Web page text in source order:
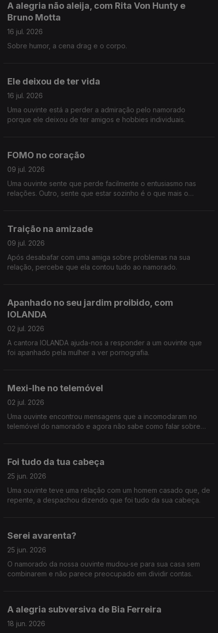
A alegria não aleija, com Rita Von Hunty e
Bruno Motta
16 jul. 2026
Sobre humor, a cena drag e o corpo.
Ele deixou de ter vida
16 jul. 2026
Uma ouvinte está a perder a admiração pelo namorado
porque ele deixou de ter amigos e hobbies individuais.
FOMO no coração
09 jul. 2026
Uma ouvinte sente que perde facilmente o entusiasmo nas
relações. Outro, sente que estar sozinho é o que mais o
Traição na amizade
09 jul. 2026
Após desabafar com uma amiga sobre problemas na sua
relação, percebe que ela contou tudo ao namorado.
Apanhado no seu jardim proibido, com
IOLANDA
02 jul. 2026
A cantora IOLANDA ajuda-nos a responder a um ouvinte que
foi apanhado pela mulher a ver pornografia.
Mexi-lhe no telemóvel
02 jul. 2026
Uma ouvinte encontrou mensagens que a incomodaram no
telemóvel do namorado e agora não sabe como falar sobre
Foi tudo da tua cabeça
25 jun. 2026
Uma ouvinte teve uma relação com um homem casado que, de
repente, a despachou dizendo que foi tudo da sua cabeça.
Serei avarenta?
25 jun. 2026
O namorado da nossa ouvinte mudou-se para sua casa sem
combinarem e não parece preocupado em dividir contas.
A alegria subversiva de Bia Ferreira
18 jun. 2026